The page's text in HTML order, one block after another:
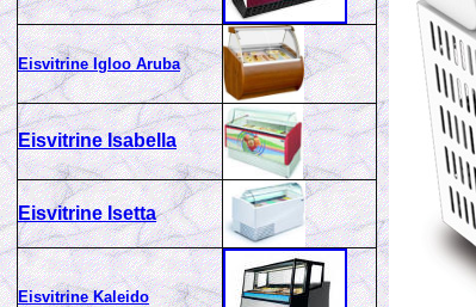
Eisvitrine Igloo Aruba
Eisvitrine Isabella
Eisvitrine Isetta
Eisvitrine Kaleido